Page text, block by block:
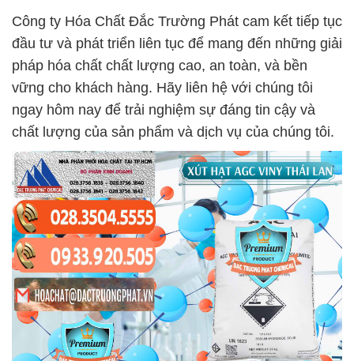
Công ty Hóa Chất Đắc Trường Phát cam kết tiếp tục
đầu tư và phát triển liên tục để mang đến những giải
pháp hóa chất chất lượng cao, an toàn, và bền
vững cho khách hàng. Hãy liên hệ với chúng tôi
ngay hôm nay để trải nghiệm sự đáng tin cậy và
chất lượng của sản phẩm và dịch vụ của chúng tôi.